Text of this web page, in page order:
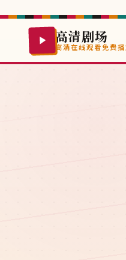
高清剧场
高清在线观看免费